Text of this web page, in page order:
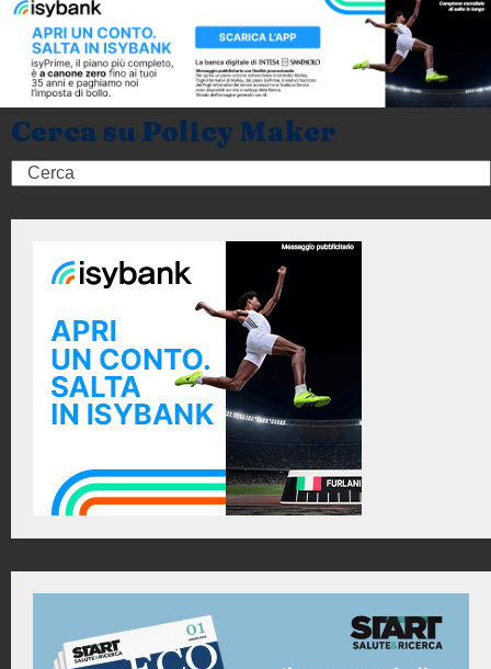
Cerca su Policy Maker
Search